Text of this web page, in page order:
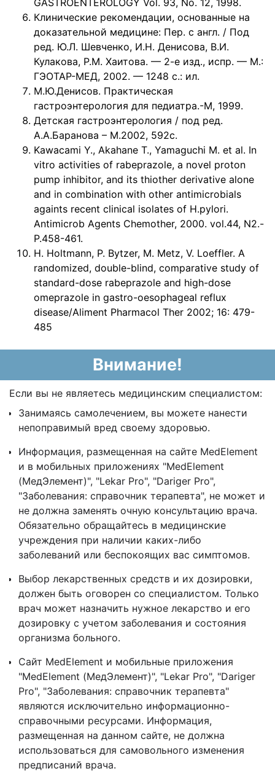
GASTROENTEROLOGY Vol. 93, No. 12, 1998.
Клинические рекомендации, основанные на
доказательной медицине: Пер. с англ. / Под
ред. Ю.Л. Шевченко, И.Н. Денисова, В.И.
Кулакова, Р.М. Хаитова. — 2-е изд., испр. — М.:
ГЭОТАР-МЕД, 2002. — 1248 с.: ил.
М.Ю.Денисов. Практическая
гастроэнтерология для педиатра.-М, 1999.
Детская гастроэнтерология / под ред.
А.А.Баранова – М.2002, 592с.
Kawacami Y., Akahane T., Yamaguchi M. et al. In
vitro activities of rabeprazole, a novel proton
pump inhibitor, and its thiother derivative alone
and in combination with other antimicrobials
againts recent clinical isolates of H.pylori.
Antimicrob Agents Chemother, 2000. vol.44, N2.-
P.458-461.
H. Holtmann, P. Bytzer, M. Metz, V. Loeffler. A
randomized, double-blind, comparative study of
standard-dose rabeprazole and high-dose
omeprazole in gastro-oesophageal reflux
disease/Aliment Pharmacol Ther 2002; 16: 479-
485
Внимание!
Если вы не являетесь медицинским специалистом:
Занимаясь самолечением, вы можете нанести
непоправимый вред своему здоровью.
Информация, размещенная на сайте MedElement
и в мобильных приложениях "MedElement
(МедЭлемент)", "Lekar Pro", "Dariger Pro",
"Заболевания: справочник терапевта", не может и
не должна заменять очную консультацию врача.
Обязательно обращайтесь в медицинские
учреждения при наличии каких-либо
заболеваний или беспокоящих вас симптомов.
Выбор лекарственных средств и их дозировки,
должен быть оговорен со специалистом. Только
врач может назначить нужное лекарство и его
дозировку с учетом заболевания и состояния
организма больного.
Сайт MedElement и мобильные приложения
"MedElement (МедЭлемент)", "Lekar Pro", "Dariger
Pro", "Заболевания: справочник терапевта"
являются исключительно информационно-
справочными ресурсами. Информация,
размещенная на данном сайте, не должна
использоваться для самовольного изменения
предписаний врача.